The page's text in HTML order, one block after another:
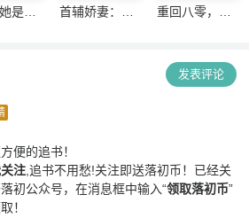
是真
首辅娇妻：我
重回八零，相
发表评论
便的追书！
注,追书不用愁!关注即送落初币！ 已经关
初公众号，在消息框中输入“领取落初币”
！